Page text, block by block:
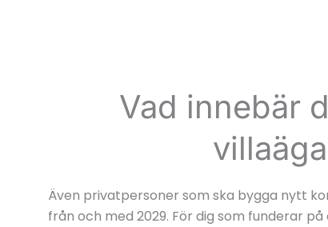
Vad innebär
Även privatpersoner som ska bygga nytt
från och med 2029. För dig som funderar